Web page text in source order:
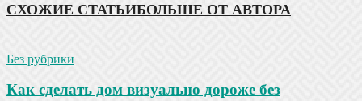
СХОЖИЕ СТАТЬИБОЛЬШЕ ОТ АВТОРА
Без рубрики
Как сделать дом визуально дороже без